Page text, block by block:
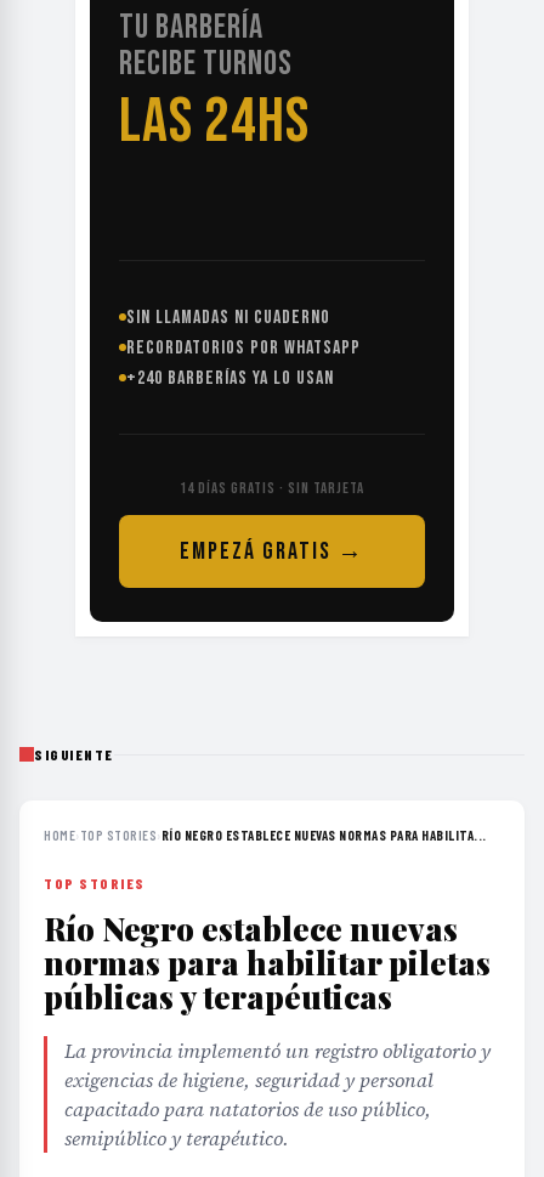
TU BARBERÍA
RECIBE TURNOS
LAS 24HS
SIN LLAMADAS NI CUADERNO
RECORDATORIOS POR WHATSAPP
+240 BARBERÍAS YA LO USAN
14 DÍAS GRATIS · SIN TARJETA
EMPEZÁ GRATIS →
SIGUIENTE
HOME› TOP STORIES› RÍO NEGRO ESTABLECE NUEVAS NORMAS PARA HABILITA...
TOP STORIES
Río Negro establece nuevas
normas para habilitar piletas
públicas y terapéuticas
La provincia implementó un registro obligatorio y
exigencias de higiene, seguridad y personal
capacitado para natatorios de uso público,
semipúblico y terapéutico.